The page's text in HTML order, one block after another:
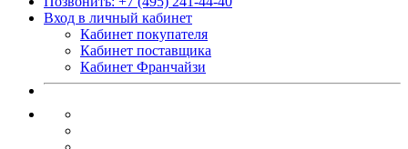
Вход в личный кабинет
Кабинет покупателя
Кабинет поставщика
Кабинет Франчайзи